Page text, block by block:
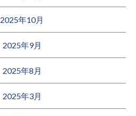
2025年10月
2025年9月
2025年8月
2025年3月